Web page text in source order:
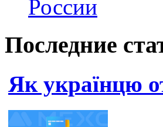
России
Последние
Як українцю